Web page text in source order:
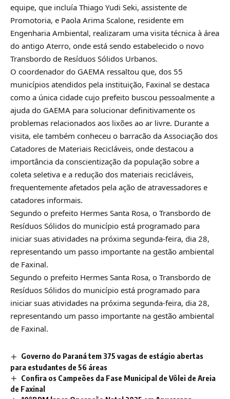
equipe, que incluía Thiago Yudi Seki, assistente de
Promotoria, e Paola Arima Scalone, residente em
Engenharia Ambiental, realizaram uma visita técnica à área
do antigo Aterro, onde está sendo estabelecido o novo
Transbordo de Resíduos Sólidos Urbanos.
O coordenador do GAEMA ressaltou que, dos 55
municípios atendidos pela instituição, Faxinal se destaca
como a única cidade cujo prefeito buscou pessoalmente a
ajuda do GAEMA para solucionar definitivamente os
problemas relacionados aos lixões ao ar livre. Durante a
visita, ele também conheceu o barracão da Associação dos
Catadores de Materiais Recicláveis, onde destacou a
importância da conscientização da população sobre a
coleta seletiva e a redução dos materiais recicláveis,
frequentemente afetados pela ação de atravessadores e
catadores informais.
Segundo o prefeito Hermes Santa Rosa, o Transbordo de
Resíduos Sólidos do município está programado para
iniciar suas atividades na próxima segunda-feira, dia 28,
representando um passo importante na gestão ambiental
de Faxinal.
Segundo o prefeito Hermes Santa Rosa, o Transbordo de
Resíduos Sólidos do município está programado para
iniciar suas atividades na próxima segunda-feira, dia 28,
representando um passo importante na gestão ambiental
de Faxinal.
Governo do Paraná tem 375 vagas de estágio abertas
para estudantes de 56 áreas
Confira os Campeões da Fase Municipal de Vôlei de Areia
de Faxinal